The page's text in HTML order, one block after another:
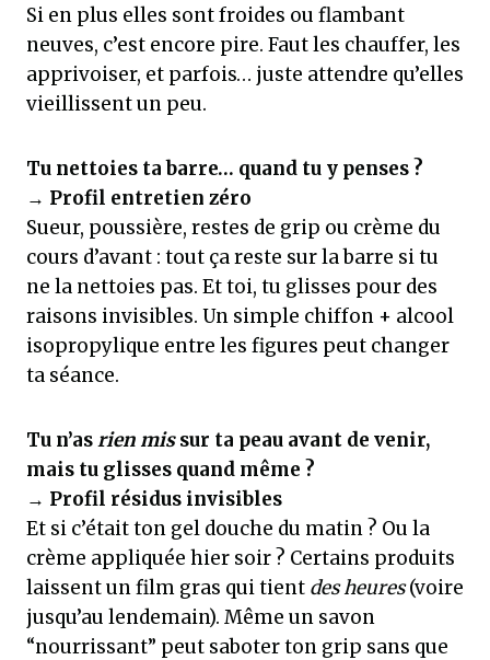
Si en plus elles sont froides ou flambant
neuves, c’est encore pire. Faut les chauffer, les
apprivoiser, et parfois… juste attendre qu’elles
vieillissent un peu.
Tu nettoies ta barre… quand tu y penses ?
→ Profil entretien zéro
Sueur, poussière, restes de grip ou crème du
cours d’avant : tout ça reste sur la barre si tu
ne la nettoies pas. Et toi, tu glisses pour des
raisons invisibles. Un simple chiffon + alcool
isopropylique entre les figures peut changer
ta séance.
Tu n’asrien missur ta peau avant de venir,
mais tu glisses quand même ?
→ Profil résidus invisibles
Et si c’était ton gel douche du matin ? Ou la
crème appliquée hier soir ? Certains produits
laissent un film gras qui tient des heures(voire
jusqu’au lendemain). Même un savon
“nourrissant” peut saboter ton grip sans que